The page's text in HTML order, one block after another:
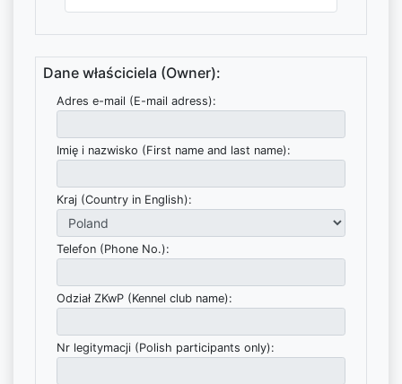
Dane właściciela (Owner):
Adres e-mail (E-mail adress):
Imię i nazwisko (First name and last name):
Kraj (Country in English):
Telefon (Phone No.):
Odział ZKwP (Kennel club name):
Nr legitymacji (Polish participants only):